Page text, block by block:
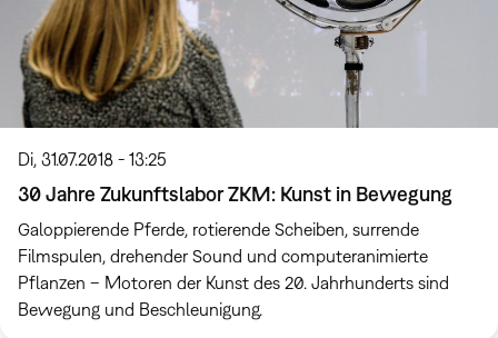
Di, 31.07.2018 - 13:25
30 Jahre Zukunftslabor ZKM: Kunst in Bewegung
Galoppierende Pferde, rotierende Scheiben, surrende
Filmspulen, drehender Sound und computeranimierte
Pflanzen – Motoren der Kunst des 20. Jahrhunderts sind
Bewegung und Beschleunigung.